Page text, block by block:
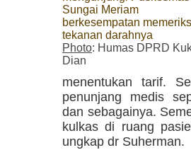
Sungai Meriam
berkesempatan
tekanan darahnya
Photo: Humas DPRD
Dian
menentukan tarif.
penunjang medis
dan sebagainya.
kulkas di ruang
ungkap dr Suherman.